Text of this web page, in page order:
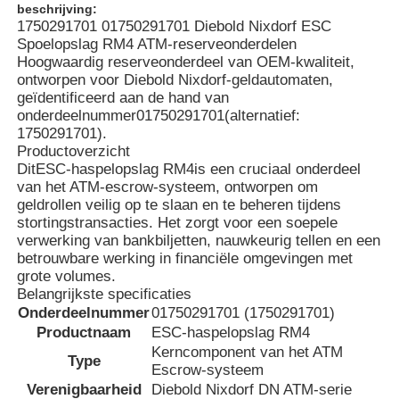
Thuis
beschrijving:
1750291701 01750291701 Diebold Nixdorf ESC
Spoelopslag RM4 ATM-reserveonderdelen
Hoogwaardig reserveonderdeel van OEM-kwaliteit,
ontworpen voor Diebold Nixdorf-geldautomaten,
geïdentificeerd aan de hand van
onderdeelnummer01750291701(alternatief:
1750291701).
Productoverzicht
DitESC-haspelopslag RM4is een cruciaal onderdeel
van het ATM-escrow-systeem, ontworpen om
geldrollen veilig op te slaan en te beheren tijdens
stortingstransacties. Het zorgt voor een soepele
verwerking van bankbiljetten, nauwkeurig tellen en een
betrouwbare werking in financiële omgevingen met
grote volumes.
Belangrijkste specificaties
Onderdeelnummer01750291701 (1750291701)
Productnaam
ESC-haspelopslag RM4
Type
Kerncomponent van het ATM
Escrow-systeem
Verenigbaarheid
Diebold Nixdorf DN ATM-serie